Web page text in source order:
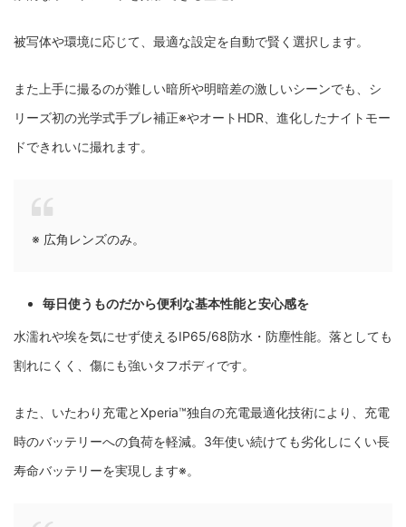
被写体や環境に応じて、最適な設定を自動で賢く選択します。
また上手に撮るのが難しい暗所や明暗差の激しいシーンでも、シ
リーズ初の光学式手ブレ補正※やオートHDR、進化したナイトモー
ドできれいに撮れます。
※ 広角レンズのみ。
毎日使うものだから便利な基本性能と安心感を
水濡れや埃を気にせず使えるIP65/68防水・防塵性能。落としても
割れにくく、傷にも強いタフボディです。
また、いたわり充電とXperia™独自の充電最適化技術により、充電
時のバッテリーへの負荷を軽減。3年使い続けても劣化しにくい長
寿命バッテリーを実現します※。